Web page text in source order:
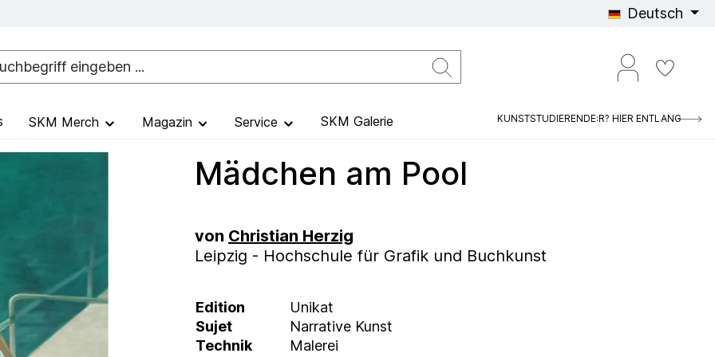
Deutsch
SKM Merch Magazin Service SKM Galerie KUNSTSTUDIERENDE:R? HIER ENTLANG
Mädchen am Pool
von Christian Herzig
Leipzig - Hochschule für Grafik und Buchkunst
Edition
Unikat
Sujet
Narrative Kunst
Technik
Malerei